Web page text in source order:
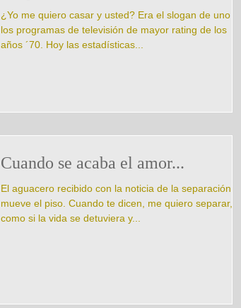
¿Yo me quiero casar y usted? Era el slogan de uno de
los programas de televisión de mayor rating de los
años ´70. Hoy las estadísticas...
Cuando se acaba el amor...
El aguacero recibido con la noticia de la separación
mueve el piso. Cuando te dicen, me quiero separar, es
como si la vida se detuviera y...